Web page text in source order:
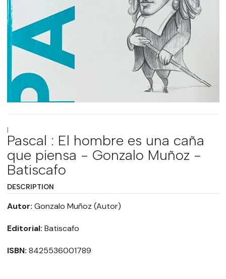
|
Pascal : El hombre es una caña
que piensa - Gonzalo Muñoz -
Batiscafo
DESCRIPTION
Autor: Gonzalo Muñoz (Autor)
Editorial: Batiscafo
ISBN: 8425536001789